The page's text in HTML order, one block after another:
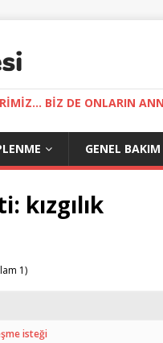
BIZ DE ONLARIN
GENEL BAKIM
kızgılık
1)
isteği